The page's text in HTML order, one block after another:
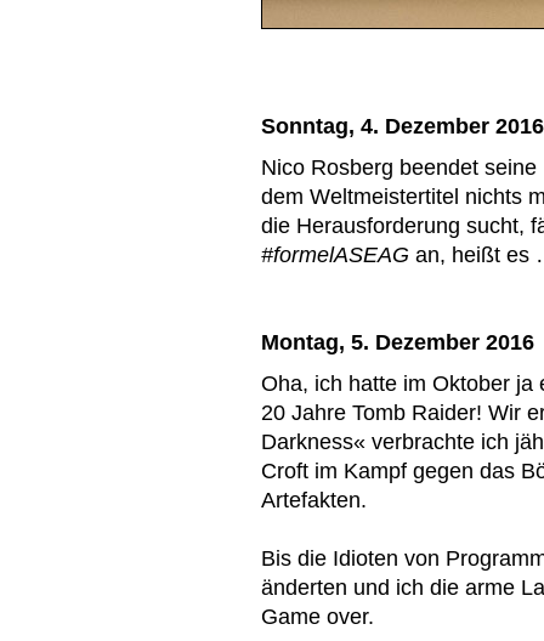
Sonntag, 4. Dezember 2016
Nico Rosberg beendet
dem Weltmeistertitel nichts
die Herausforderung sucht,
#formelASEAG an, heißt es
Montag, 5. Dezember 2016
Oha, ich hatte im Oktober ja
20 Jahre Tomb Raider! Wir
Darkness« verbrachte ich
Croft im Kampf gegen das
Artefakten.
Bis die Idioten von
änderten und ich die arme
Game over.